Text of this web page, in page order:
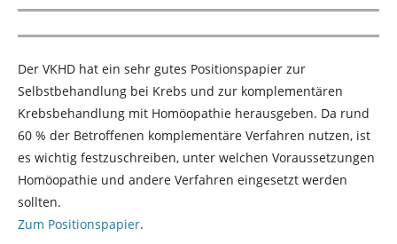
Der VKHD hat ein sehr gutes Positionspapier zur
Selbstbehandlung bei Krebs und zur komplementären
Krebsbehandlung mit Homöopathie herausgeben. Da rund
60 % der Betroffenen komplementäre Verfahren nutzen, ist
es wichtig festzuschreiben, unter welchen Voraussetzungen
Homöopathie und andere Verfahren eingesetzt werden
sollten.
Zum Positionspapier.